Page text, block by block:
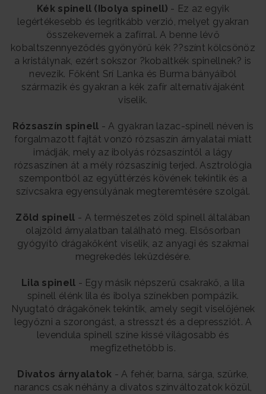
Kék spinell (Ibolya spinell) - Ez az egyik
legértékesebb és legritkább verzió, melyet gyakran
összekevernek a zafírral. A benne lévő
kobaltszennyeződés gyönyörű kék ??színt kölcsönöz
a kristálynak, ezért sokszor ?kobaltkék spinellnek? is
nevezik. Főként Srí Lanka és Burma bányáiból
származik és gyakran a kék zafír alternatívájaként
viselik.
Rózsaszín spinell - A gyakran lazac-spinell néven is
forgalmazott fajtát vonzó rózsaszín árnyalatai miatt
imádják, mely az ibolyás rózsaszíntől a lágy
rózsaszínen át a mély rózsaszínig terjed. Asztrológia
szempontból az együttérzés kövének tekintik és a
szívcsakra egyensúlyának megteremtésére szolgál.
Zöld spinell - A természetes zöld spinell általában
olajzöld árnyalatban található meg. Elsősorban
gyógyító drágakőként viselik, az anyagi és szakmai
megrekedés leküzdésére.
Lila spinell - Egy másik népszerű csakrakő, a lila
spinell élénk lila és ibolya színekben pompázik.
Nyugtató drágakőnek tekintik, amely segít viselőjének
legyőzni a szorongást, a stresszt és a depressziót. A
levendula spinell színe kissé világosabb és
megfizethetőbb is.
Divatos árnyalatok - A fehér, barna, sárga, szürke,
narancs csak néhány a divatos színváltozatok közül,